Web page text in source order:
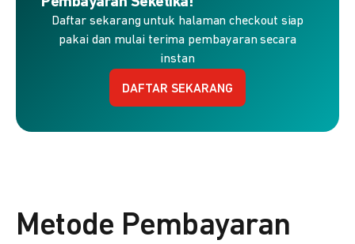
Daftar sekarang untuk halaman checkout siap
pakai dan mulai terima pembayaran secara
instan
DAFTAR SEKARANG
Metode Pembayaran